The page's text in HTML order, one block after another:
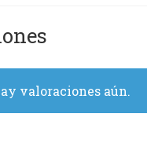
valoraciones aún.